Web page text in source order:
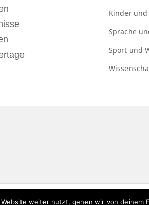
Kinder und
Sprache
Sport und
weiter nutzt, gehen wir von